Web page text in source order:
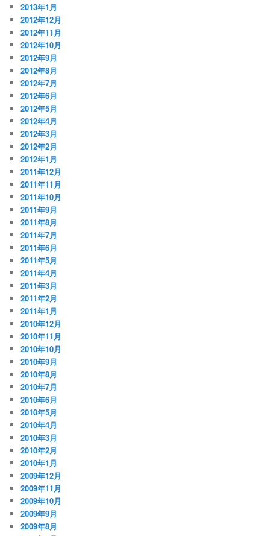
2013年1月
2012年12月
2012年11月
2012年10月
2012年9月
2012年8月
2012年7月
2012年6月
2012年5月
2012年4月
2012年3月
2012年2月
2012年1月
2011年12月
2011年11月
2011年10月
2011年9月
2011年8月
2011年7月
2011年6月
2011年5月
2011年4月
2011年3月
2011年2月
2011年1月
2010年12月
2010年11月
2010年10月
2010年9月
2010年8月
2010年7月
2010年6月
2010年5月
2010年4月
2010年3月
2010年2月
2010年1月
2009年12月
2009年11月
2009年10月
2009年9月
2009年8月